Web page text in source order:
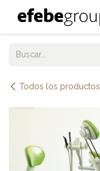
Ir al contenido
Todos los productos